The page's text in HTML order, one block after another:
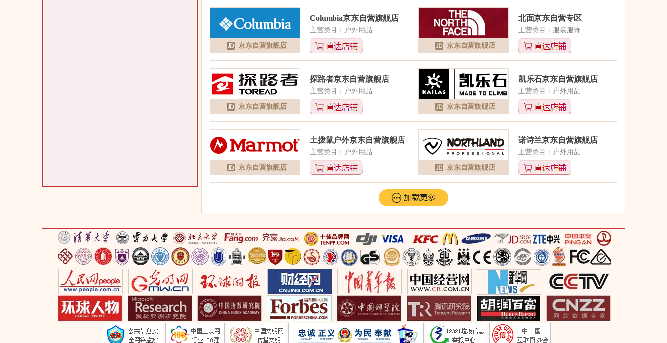
Columbia京东自营旗舰店
主营类目：户外用品
京东自营旗舰店
北面京东自营专区
主营类目：服装服饰
京东自营旗舰店
探路者京东自营旗舰店
主营类目：户外用品
京东自营旗舰店
凯乐石京东自营旗舰店
主营类目：户外用品
京东自营旗舰店
土拨鼠户外京东自营旗舰店
主营类目：户外用品
京东自营旗舰店
诺诗兰京东自营旗舰店
主营类目：户外用品
京东自营旗舰店